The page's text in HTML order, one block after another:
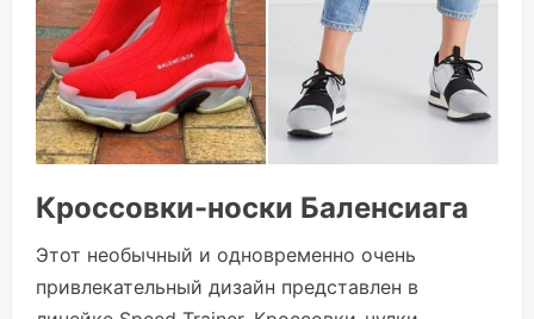
Кроссовки-носки Баленсиага
Этот необычный и одновременно очень
привлекательный дизайн представлен в